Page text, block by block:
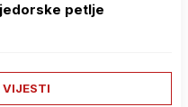
petlje
VIJESTI